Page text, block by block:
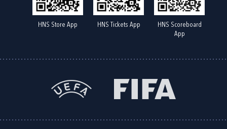
HNS Store App HNS Tickets App
HNS Scoreboard
App